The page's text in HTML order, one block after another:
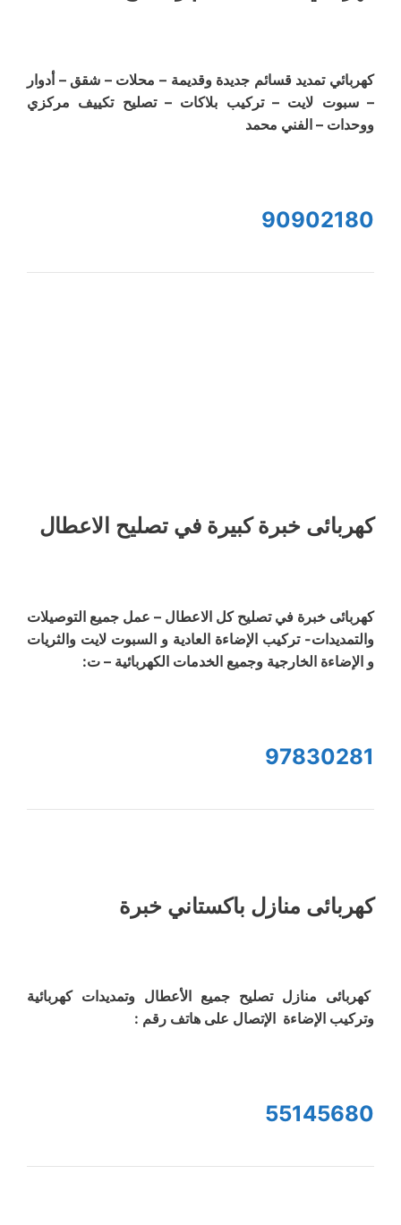
كهربائي تمديد قسائم جديدة وقديمة – محلات – شقق – أدوار
– سبوت لايت – تركيب بلاكات – تصليح تكييف مركزي
ووحدات – الفني محمد
90902180
كهربائى خبرة كبيرة في تصليح الاعطال
كهربائى خبرة في تصليح كل الاعطال – عمل جميع التوصيلات
والتمديدات- تركيب الإضاءة العادية و السبوت لايت والثريات
و الإضاءة الخارجية وجميع الخدمات الكهربائية – ت:
97830281
كهربائى منازل باكستاني خبرة
كهربائى منازل تصليح جميع الأعطال وتمديدات كهربائية
وتركيب الإضاءة الإتصال على هاتف رقم :
55145680